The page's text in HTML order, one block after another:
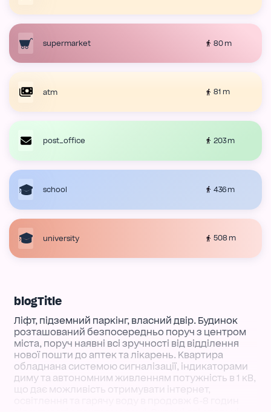
supermarket 80 m
atm 81 m
post_office 203 m
school 436 m
university 508 m
blogTitle
Ліфт, підземний паркінг, власний двір. Будинок
розташований безпосередньо поруч з центром
міста, поруч наявні всі зручності від відділення
нової пошти до аптек та лікарень. Квартира
обладнана системою сигналізації, індикаторами
диму та автономним живленням потужність в 1 кВ,
що дає можливість отримувати інтернет,